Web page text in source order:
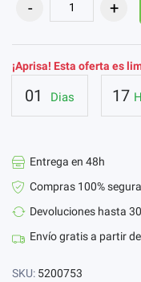
¡Aprisa! Esta oferta es
01 Dias 17
Entrega en 48h
Compras 100%
Devoluciones hasta
Envío gratis a partir
SKU: 5200753